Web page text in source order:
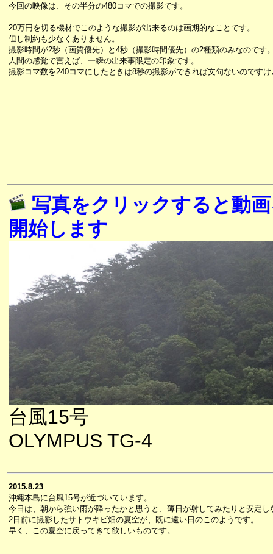
今回の映像は、その半分の480コマでの撮影です。
20万円を切る機材でこのような撮影が出来るのは画期的なことです。
但し制約も少なくありません。
撮影時間が2秒（画質優先）と4秒（撮影時間優先）の2種類のみなのです
人間の感覚で言えば、一瞬の出来事限定の印象です。
撮影コマ数を240コマにしたときは8秒の撮影ができれば文句ないのです
写真をクリックすると動
開始します
台風15号
OLYMPUS TG-4
2015.8.23
沖縄本島に台風15号が近づいています。
今日は、朝から強い雨が降ったかと思うと、薄日が射してみたりと安定し
2日前に撮影したサトウキビ畑の夏空が、既に遠い日のこのようです。
早く、この夏空に戻ってきて欲しいものです。